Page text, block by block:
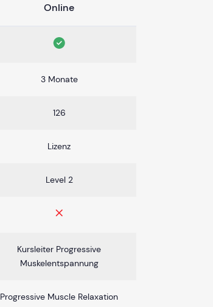
Online
3 Monate
126
Lizenz
Level 2
Kursleiter Progressive
Muskelentspannung
Progressive Muscle Relaxation